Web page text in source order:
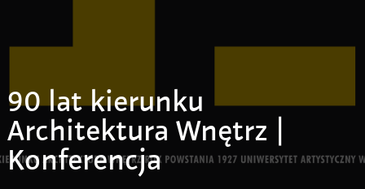
90 lat kierunku
Architektura Wnętrz |
Konferencja